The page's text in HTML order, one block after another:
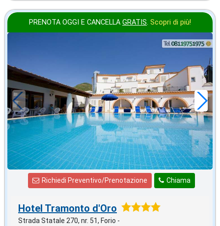
PRENOTA OGGI E CANCELLA GRATIS. Scopri di più!
in offerta da
€57,00
a notte
Chiama
Richiedi Preventivo/Prenotazione
Hotel Tramonto d'Oro
Strada Statale 270, nr. 51, Forio -